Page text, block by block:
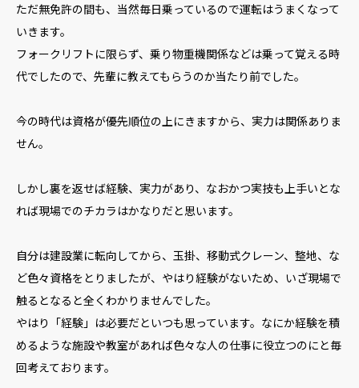
ただ無免許の間も、当然毎日乗っているので運転はうまくなって
いきます。
フォークリフトに限らず、乗り物重機関係などは乗って覚える時
代でしたので、先輩に教えてもらうのか当たり前でした。
今の時代は資格が優先順位の上にきますから、実力は関係ありま
せん。
しかし裏を返せば経験、実力があり、なおかつ実技も上手いとな
れば現場でのチカラはかなりだと思います。
自分は建設業に転向してから、玉掛、移動式クレーン、整地、な
ど色々資格をとりましたが、やはり経験がないため、いざ現場で
触るとなると全くわかりませんでした。
やはり「経験」は必要だといつも思っています。なにか経験を積
めるような施設や教室があれば色々な人の仕事に役立つのにと毎
回考えております。